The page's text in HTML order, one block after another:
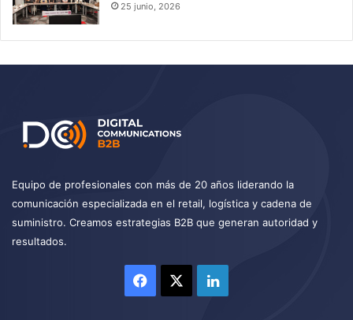
25 junio, 2026
Equipo de profesionales con más de 20 años liderando la
comunicación especializada en el retail, logística y cadena de
suministro. Creamos estrategias B2B que generan autoridad y
resultados.
Facebook LinkedIn